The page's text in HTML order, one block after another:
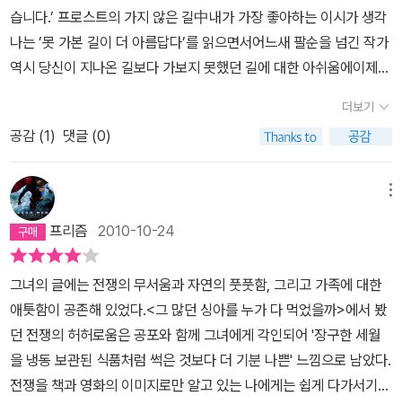
묘한 공감에의 감동이 있는 대목이다. 한 번도 뵙지 못한 그와 마치 마
주앉아 그거 정말 죽이지 않냐!고 함께 손 맞잡고 방방 뛰는 듯한 반가
움이라고나 할까.게다가 나는 여즉도 제대로 읽어 보지 못한 하루끼
교본을 어루만지며 행복해 하고 하루끼의 달리기에 관련된 책을 읽으
며 일본인들의 친절의 근원을 우월감의 소산으로 해석하고 이 좋은
걸 왜 이제 알았냐며 월드컵에 흥분하는 작가의 모습을 발견하는 재
미는 절절 끓는다.십 년만 더 젊어진다면 완벽하게 정직하게 살아보
고 싶다는 그. 마당의 살구 나무에서 떨어진 살구를 큰 스텐 들통에 넣
고 한여름에 땀을 삐질삐질 흘리며 고아 삼십 통의 잼을 만들어 노느
매기한다는 그. 지구를 신이 찬 가장 멋진 축구공이라고 표현할 수 있
는 그. 읽는 일에 흠뻑 빠져 때로 그 시간들이 대리 체험이상이 아니라
고 비하하지 않아도 되는 그곳에 박완서 그가 있다.
나 역시 조용하고 완벽한 붕괴가 되기를 감히 바란다. 책에 대한 이야
기도 많았다. 소개하는 책중에 내가 읽은 책도 몇 권 있어서 괜히 반가
웠다. 거장이 소개하는 특별함 때문일까, 아직 읽어보지 못한 책들은
은 이야기>와 김훈의 <남한산성>이 그러했다. <남한산성>에 대한
글을읽으면서그 책을읽지 못했다는 게 큰 잘못을 저지른 것같은 기분
마저 들었다. 소소한 일상을 다룬 글과는 다르게 날선 차가움이 있었
다. 인조가 남한산성으로 들어가던 그 겨울과 1.4후퇴때의 모습을 겹
쳐가며 써내려 간 피난 이야기는 내게도 차디찬 추위와 서러움을 안
겨주었다. 먼저 떠난 이들(김수환 추기경님, 박경리 작가님, 박수근
화백님)을 그리워하는 글은 가슴이 먹먹해진다. 다시는 볼수없는 그
분들에 대한 그리움과 슬픔이 고스란히 녹아 있었다. 특히 소설 <나
목>의 주인공인 박수근 화백님과의 인연은 아련함이 가득했다.박수
근 화백을 다룬 방송을 통해사연을 접해서 그런지 그 분을 생각하며
말씀하시던 박완서 작가의 모습이 함께 떠올랐다. 문학을 공부하고
싶었던꿈은 전쟁으로 인해 소설가의 길을 가게 했지만, 그것이 박완
싸움끝에 사람이 아닌 그 나무와 많은 이야기를 나누고 마지막엔 남
을 위하여 베어버린 아쉬움을 남긴 이야기가 서민적이면서도 어쩌면
노작가에게서 40여년 동안 쉼없이 이야기가 술술 풀려 나왔던 것은
그런 일상이 있기 때문이 아닐까 생각을 해 본다.이 책을 읽기 전에 <
환각의 나비> 를 읽었다. 단편들로 구성된 책은 ’여자의 삶,여자의 이
있는 기회가 되었는데 찡한 여운도 남겨 주었다. 그 이야기들 또한 자
신의 삶이 어느정도는 베어 있을 것이다. 6.25와 그 전쟁의 피해를 누
구보다 뼈저리게 겪어야 했던 전쟁세대이기에 작가의 책에는 상흔이
담겨진 이야기들이 빠짐없이 등장을 하면서 가지 못하는 고향에 대한
이야기와 어머니와 오빠에 대한 가족에 대한 이야기가 나온다. 그 어
려움속에서도 소녀가장처럼 삶을 책임져야 했던 작가의 강단진 삶이
마당에 허투루 난 잡초하나 허락할 수 없는 부지런함과 자신만의 틀
을 구축했는지도 모르겠다.언제 또 작가의 산문집을 접하게 될지 모
르지만 이 책에서는 일상과 관련된 에세이와 책을 읽고 난 리뷰라고
습니다.’ 프로스트의 가지 않은 길中내가 가장 좋아하는 이시가 생각
나는 ’못 가본 길이 더 아름답다’를 읽으면서어느새 팔순을 넘긴 작가
역시 당신이 지나온 길보다 가보지 못했던 길에 대한 아쉬움에이제
신의 따님쯤되는 나이에 와 있고보니 혹시 이책이 마지막이 되지는
않을까하는서러움이 갑자기 밀려왔기 때문이었다.나는 당신의 고향
개성 박적골과 서울의 첫터전이었던 달동네와 돈암동의 기와집을 거
쳐남한산성이 지척이라 좋았다던 송파의 아파트에 이르는 그 여정을
함께 해온 탓이었을게다.고향에 대한 그리움이 뚝뚝 묻어나는 작품을
들여다 보고 있노라면 당신처럼 명절이어도 교통지옥을 겪을필요가
없는 서울내기이면서도 내 아버지의 고향 이북이 유전처럼 전해져서
일까.괜히 북쪽하늘을 보면서 알 수 없는 그리움에 목이 메이곤 했었
다.마흔을 넘어 등단했던 그순간부터 지금의 이책을 읽어왔던 시간때
문이었을까.얼마전 만난 작가의 모습은 전혀 낯설지 않았었다.자그마
하고 고운 자태는 질곡의 시간들을 겪어낸 아픔이 하나도 느껴지지
않았고번잡스런 만남들이 힘겨울 연세인지라 이렇게 당신의 이름을
더보기
공감 (1) 댓글 (0)
프리즘 2010-10-24
그녀의 글에는 전쟁의 무서움과 자연의 풋풋함, 그리고 가족에 대한
애틋함이 공존해 있었다.<그 많던 싱아를 누가 다 먹었을까>에서 봤
던 전쟁의 허허로움은 공포와 함께 그녀에게 각인되어 '장구한 세월
을 냉동 보관된 식품처럼 썩은 것보다 더 기분 나쁜' 느낌으로 남았다.
전쟁을 책과 영화의 이미지로만 알고 있는 나에게는 쉽게 다가서기